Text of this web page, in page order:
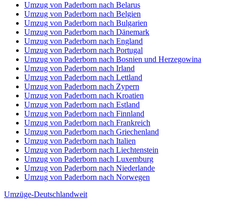
Umzug von Paderborn nach Belarus
Umzug von Paderborn nach Belgien
Umzug von Paderborn nach Bulgarien
Umzug von Paderborn nach Dänemark
Umzug von Paderborn nach England
Umzug von Paderborn nach Portugal
Umzug von Paderborn nach Bosnien und Herzegowina
Umzug von Paderborn nach Irland
Umzug von Paderborn nach Lettland
Umzug von Paderborn nach Zypern
Umzug von Paderborn nach Kroatien
Umzug von Paderborn nach Estland
Umzug von Paderborn nach Finnland
Umzug von Paderborn nach Frankreich
Umzug von Paderborn nach Griechenland
Umzug von Paderborn nach Italien
Umzug von Paderborn nach Liechtenstein
Umzug von Paderborn nach Luxemburg
Umzug von Paderborn nach Niederlande
Umzug von Paderborn nach Norwegen
Umzüge-Deutschlandweit